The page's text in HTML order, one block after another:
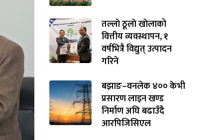
तल्लाे ठूलाे खाेलाको
वित्तीय व्यवस्थापन, १
वर्षभित्रै विद्युत् उत्पादन
गरिने
बझाङ–वनलेक ४०० केभी
प्रसारण लाइन खण्ड
निर्माण अघि बढाउँदै
आरपिजिसिएल